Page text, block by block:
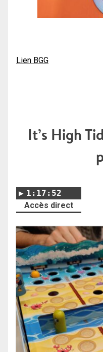
Lien BGG
It’s High
1:17:52
Accès direct